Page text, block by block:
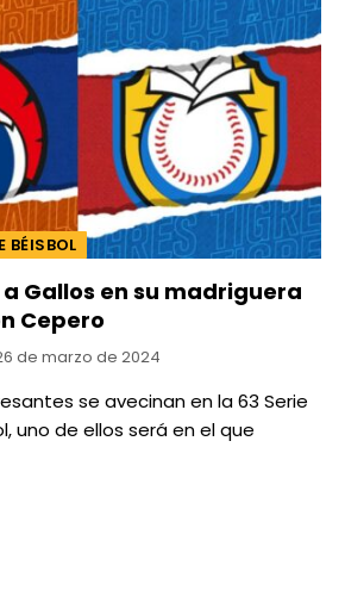
BÉISBOL
Gallos en su madriguera
Cepero
de marzo de 2024
se avecinan en la 63 Serie
uno de ellos será en el que